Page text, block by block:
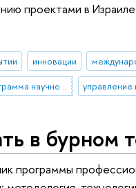
проектами в
инновации
Седьмая рамочная программа научно-технологического развития Европейского Союза управление
в бурном
программы